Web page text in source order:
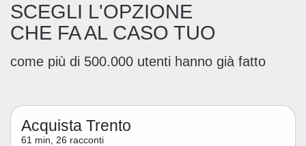
SCEGLI L'OPZIONE
CHE FA AL CASO TUO
come più di 500.000 utenti hanno già fatto
Acquista Trento
61 min, 26 racconti